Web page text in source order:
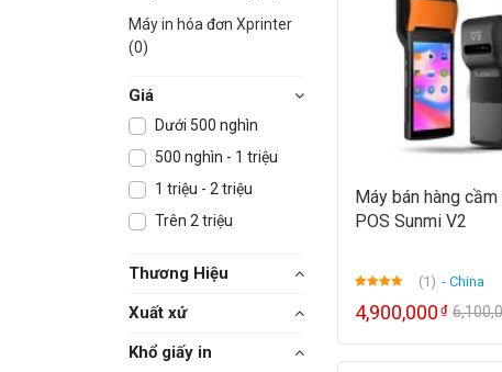
Máy in hóa đơn Xprinter
(0)
Giá
Dưới 500 nghìn
500 nghìn - 1 triệu
1 triệu - 2 triệu
Trên 2 triệu
Thương Hiệu
Xuất xứ
Khổ giấy in
Máy bán hàng cầm
POS Sunmi V2
hạng 5.005
(1) - China
4,900,000₫